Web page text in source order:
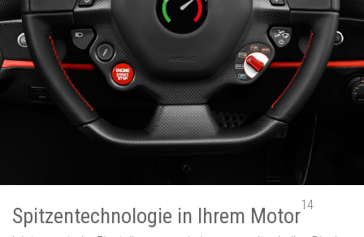
Spitzentechnologie in Ihrem Motor14